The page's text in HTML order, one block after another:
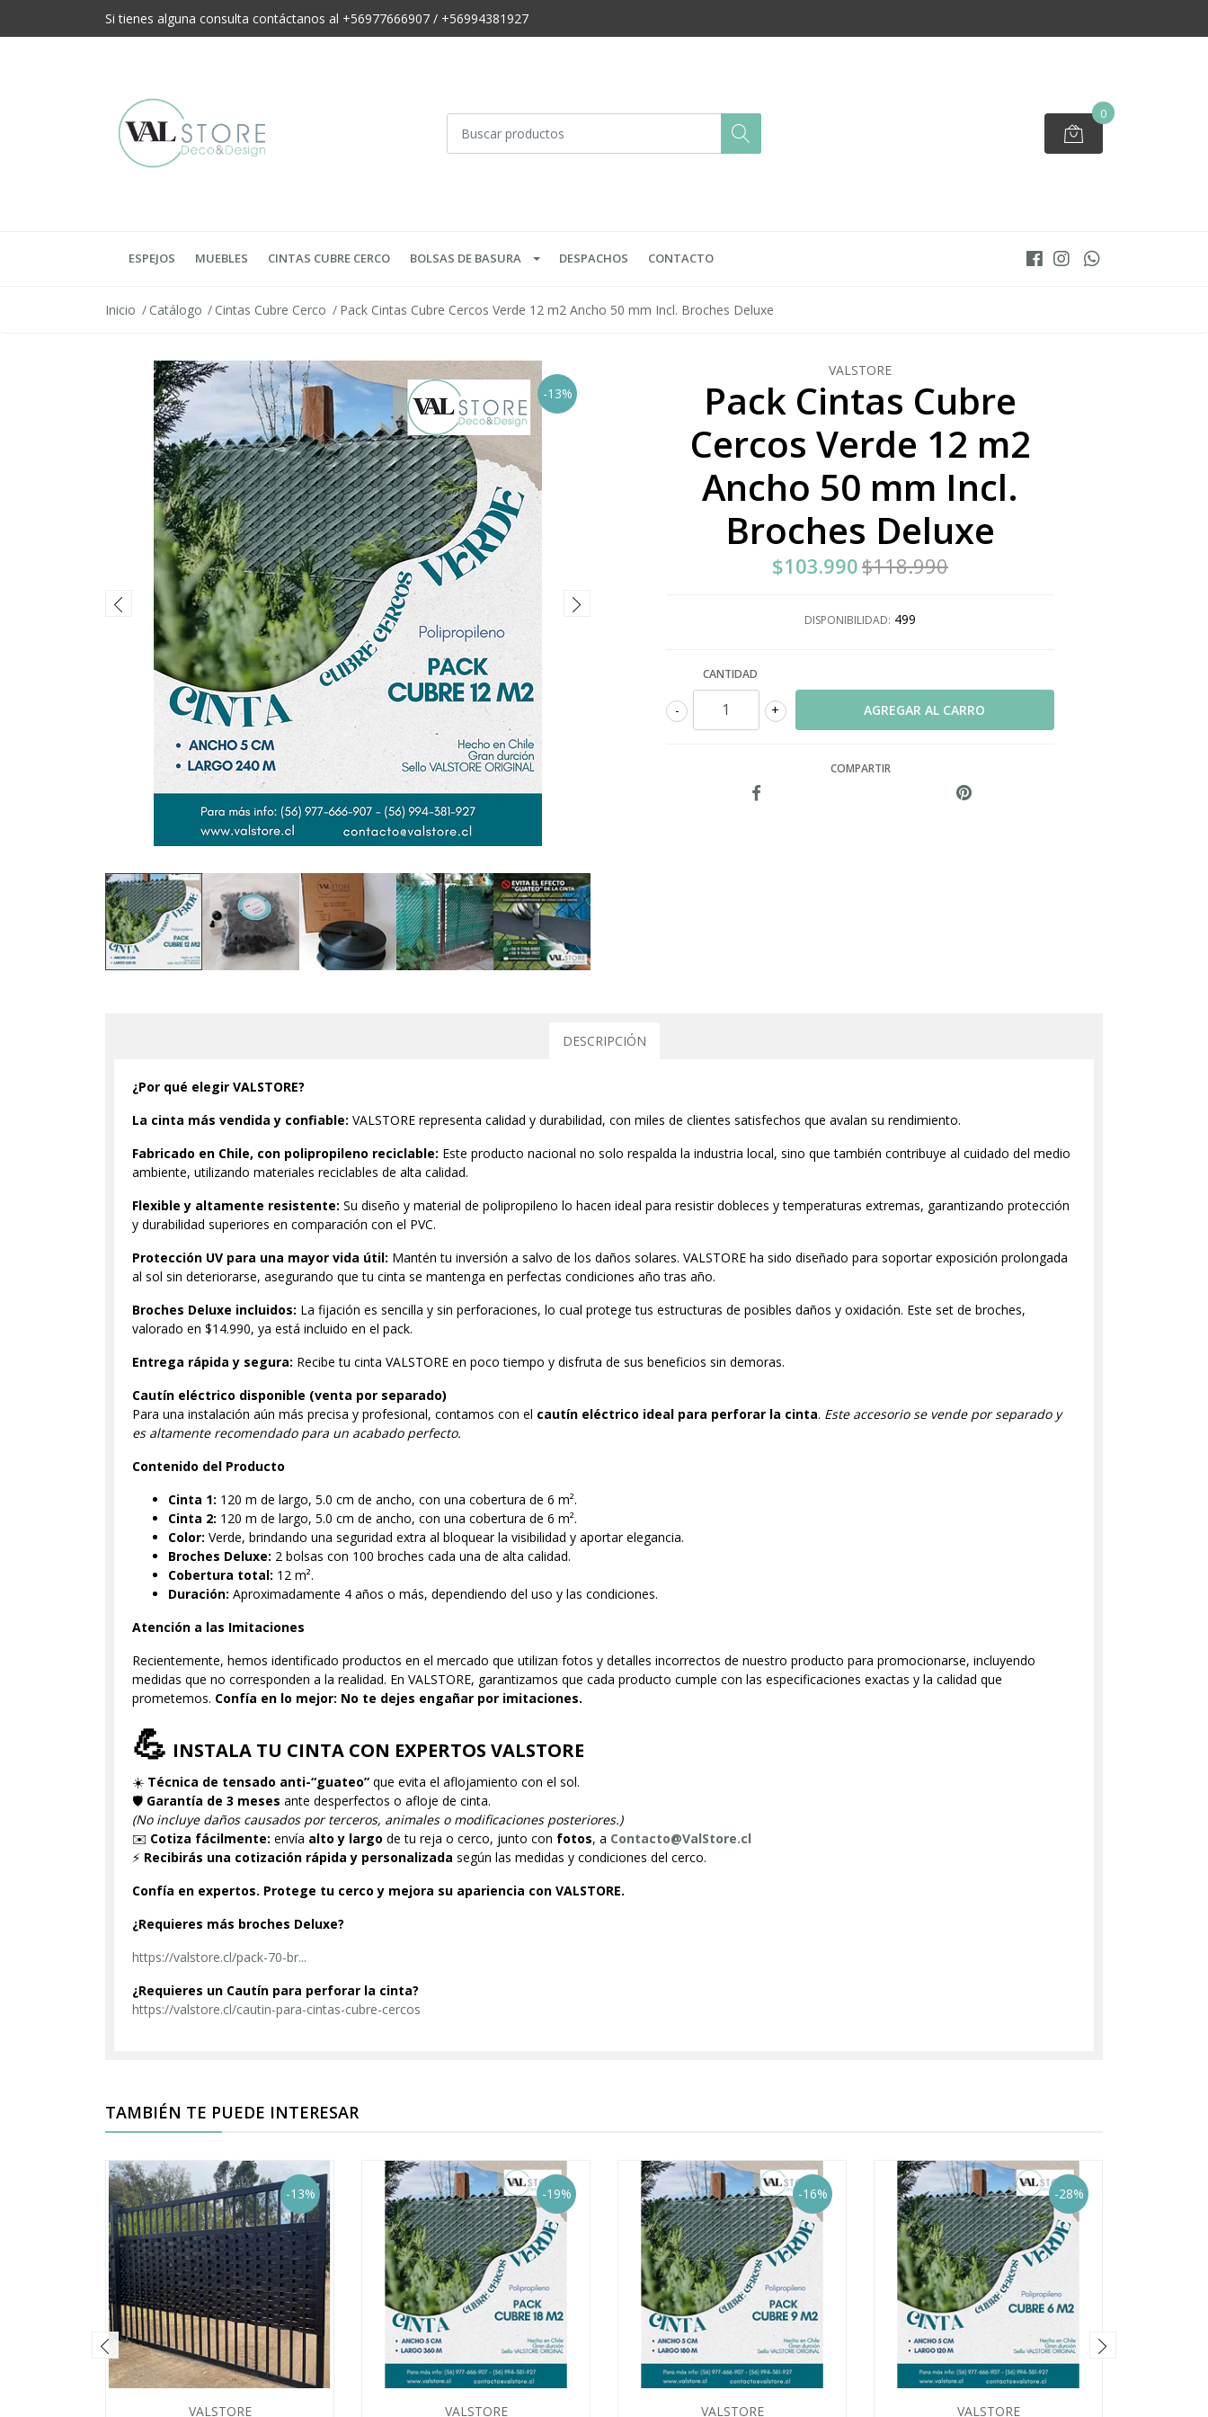
Si tienes alguna consulta contáctanos al +56977666907 / +56994381927
0
ESPEJOS MUEBLES CINTAS CUBRE CERCO BOLSAS DE BASURA DESPACHOS CONTACTO
Inicio Catálogo Cintas Cubre Cerco Pack Cintas Cubre Cercos Verde 12 m2 Ancho 50 mm Incl. Broches Deluxe
-13%
VALSTORE
Pack Cintas Cubre
Cercos Verde 12 m2
Ancho 50 mm Incl.
Broches Deluxe
$103.990$118.990
DISPONIBILIDAD: 499
CANTIDAD
+
-
COMPARTIR
DESCRIPCIÓN
¿Por qué elegir VALSTORE?
La cinta más vendida y confiable: VALSTORE representa calidad y durabilidad, con miles de clientes satisfechos que avalan su rendimiento.
Fabricado en Chile, con polipropileno reciclable: Este producto nacional no solo respalda la industria local, sino que también contribuye al cuidado del medio
ambiente, utilizando materiales reciclables de alta calidad.
Flexible y altamente resistente: Su diseño y material de polipropileno lo hacen ideal para resistir dobleces y temperaturas extremas, garantizando protección
y durabilidad superiores en comparación con el PVC.
Protección UV para una mayor vida útil: Mantén tu inversión a salvo de los daños solares. VALSTORE ha sido diseñado para soportar exposición prolongada
al sol sin deteriorarse, asegurando que tu cinta se mantenga en perfectas condiciones año tras año.
Broches Deluxe incluidos: La fijación es sencilla y sin perforaciones, lo cual protege tus estructuras de posibles daños y oxidación. Este set de broches,
valorado en $14.990, ya está incluido en el pack.
Entrega rápida y segura: Recibe tu cinta VALSTORE en poco tiempo y disfruta de sus beneficios sin demoras.
Cautín eléctrico disponible (venta por separado)
Para una instalación aún más precisa y profesional, contamos con el cautín eléctrico ideal para perforar la cinta. Este accesorio se vende por separado y
es altamente recomendado para un acabado perfecto.
Contenido del Producto
Cinta 1: 120 m de largo, 5.0 cm de ancho, con una cobertura de 6 m².
Cinta 2: 120 m de largo, 5.0 cm de ancho, con una cobertura de 6 m².
Color: Verde, brindando una seguridad extra al bloquear la visibilidad y aportar elegancia.
Broches Deluxe: 2 bolsas con 100 broches cada una de alta calidad.
Cobertura total: 12 m².
Duración: Aproximadamente 4 años o más, dependiendo del uso y las condiciones.
Atención a las Imitaciones
Recientemente, hemos identificado productos en el mercado que utilizan fotos y detalles incorrectos de nuestro producto para promocionarse, incluyendo
medidas que no corresponden a la realidad. En VALSTORE, garantizamos que cada producto cumple con las especificaciones exactas y la calidad que
prometemos. Confía en lo mejor: No te dejes engañar por imitaciones.
💪 INSTALA TU CINTA CON EXPERTOS VALSTORE
☀️ Técnica de tensado anti-“guateo” que evita el aflojamiento con el sol.
🛡️ Garantía de 3 meses ante desperfectos o afloje de cinta.
(No incluye daños causados por terceros, animales o modificaciones posteriores.)
✉️ Cotiza fácilmente: envía alto y largo de tu reja o cerco, junto con fotos, a Contacto@ValStore.cl
⚡ Recibirás una cotización rápida y personalizada según las medidas y condiciones del cerco.
Confía en expertos. Protege tu cerco y mejora su apariencia con VALSTORE.
¿Requieres más broches Deluxe?
https://valstore.cl/pack-70-br...
¿Requieres un Cautín para perforar la cinta?
https://valstore.cl/cautin-para-cintas-cubre-cercos
TAMBIÉN TE PUEDE INTERESAR
-13%
VALSTORE
-19%
VALSTORE
-16%
VALSTORE
-28%
VALSTORE